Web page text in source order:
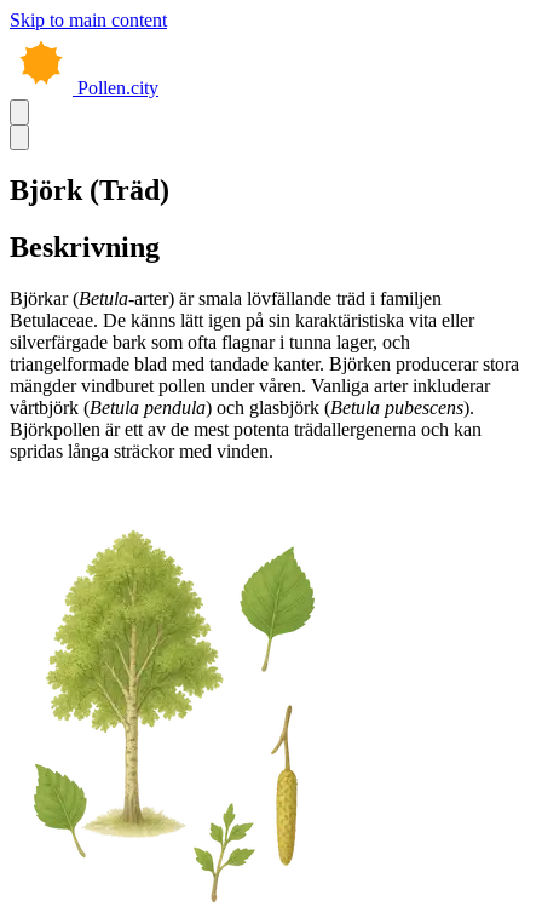
Skip to main content
Pollen.city
Björk (Träd)
Beskrivning
Björkar (Betula-arter) är smala lövfällande träd i familjen
Betulaceae. De känns lätt igen på sin karaktäristiska vita eller
silverfärgade bark som ofta flagnar i tunna lager, och
triangelformade blad med tandade kanter. Björken producerar stora
mängder vindburet pollen under våren. Vanliga arter inkluderar
vårtbjörk (Betula pendula) och glasbjörk (Betula pubescens).
Björkpollen är ett av de mest potenta trädallergenerna och kan
spridas långa sträckor med vinden.